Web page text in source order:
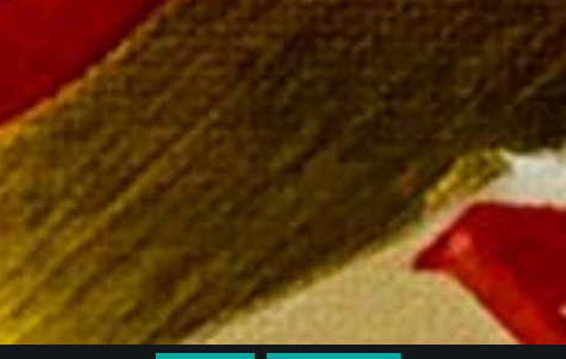
SUIVEZ-NOUS